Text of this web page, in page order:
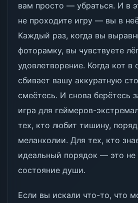
вам просто — убраться. И в
не проходите игру — вы в
Каждый раз, когда вы
фоторамку, вы чувствуете
удовлетворение. Когда кот в
сбивает вашу аккуратную
смеётесь. И снова берётесь
игра для геймеров-
тех, кто любит тишину,
меланхолии. Для тех, кто
идеальный порядок — это не
состояние души.
Если вы искали что-то, что